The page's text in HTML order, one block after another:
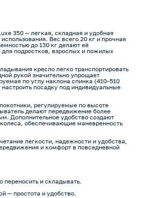
350 — легкая, складная и удобная
Вес всего 20 кг и прочная
до 130 кг делают её
подростков, взрослых и пожилых
кресло легко транспортировать
рукой значительно упрощает
по углу наклона спинка (410–510
посадку под индивидуальные
регулируемые по высоте
делают передвижение более
Дополнительное удобство создают
обеспечивающие маневренность
легкости, надежности и удобства,
и комфорт в повседневной
переносить и складывать.
— простота и удобство.